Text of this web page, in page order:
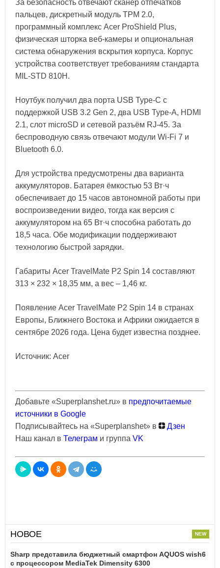
За безопасность отвечают сканер отпечатков
пальцев, дискретный модуль TPM 2.0,
программный комплекс Acer ProShield Plus,
физическая шторка веб-камеры и опциональная
система обнаружения вскрытия корпуса. Корпус
устройства соответствует требованиям стандарта
MIL-STD 810H.
Ноутбук получил два порта USB Type-C с
поддержкой USB 3.2 Gen 2, два USB Type-A, HDMI
2.1, слот microSD и сетевой разъём RJ-45. За
беспроводную связь отвечают модули Wi-Fi 7 и
Bluetooth 6.0.
Для устройства предусмотрены два варианта
аккумуляторов. Батарея ёмкостью 53 Вт·ч
обеспечивает до 15 часов автономной работы при
воспроизведении видео, тогда как версия с
аккумулятором на 65 Вт·ч способна работать до
18,5 часа. Обе модификации поддерживают
технологию быстрой зарядки.
Габариты Acer TravelMate P2 Spin 14 составляют
313 × 232 × 18,35 мм, а вес – 1,46 кг.
Появление Acer TravelMate P2 Spin 14 в странах
Европы, Ближнего Востока и Африки ожидается в
сентябре 2026 года. Цена будет известна позднее.
Источник: Acer
Добавьте «Superplanshet.ru» в предпочитаемые
источники в Google
Подписывайтесь на «Superplanshet» в
Дзен
Наш канал в Телеграм и группа VK
НОВОЕ
Sharp представила бюджетный смартфон AQUOS wish6
с процессором MediaTek Dimensity 6300